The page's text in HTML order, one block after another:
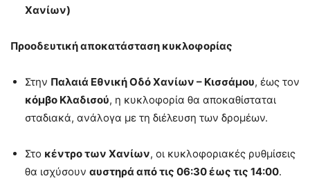
Χανίων)
Προοδευτική αποκατάσταση κυκλοφορίας
Στην Παλαιά Εθνική Οδό Χανίων – Κισσάμου, έως τον
κόμβο Κλαδισού, η κυκλοφορία θα αποκαθίσταται
σταδιακά, ανάλογα με τη διέλευση των δρομέων.
Στο κέντρο των Χανίων, οι κυκλοφοριακές ρυθμίσεις
θα ισχύσουν αυστηρά από τις 06:30 έως τις 14:00.